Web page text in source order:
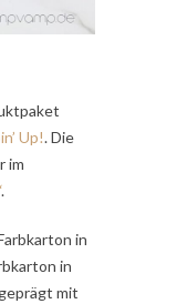
Up!. Die
im
.
in
in
mit